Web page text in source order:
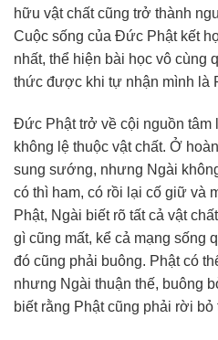
hữu vật chất cũng trở thành
Cuộc sống của Đức Phật kết
nhất, thể hiện bài học vô cùng
thức được khi tự nhận mình là
Đức Phật trở về cội nguồn tâm
không lệ thuộc vật chất. Ở
sung sướng, nhưng Ngài
có thì ham, có rồi lại cố giữ và
Phật, Ngài biết rõ tất cả vật
gì cũng mất, kể cả mạng sống
đó cũng phải buông. Phật có
nhưng Ngài thuận thế, buông
biết rằng Phật cũng phải rời bỏ